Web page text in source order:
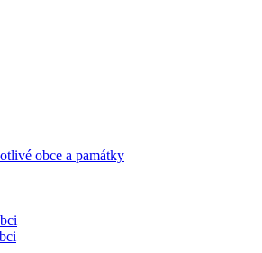
obce a památky